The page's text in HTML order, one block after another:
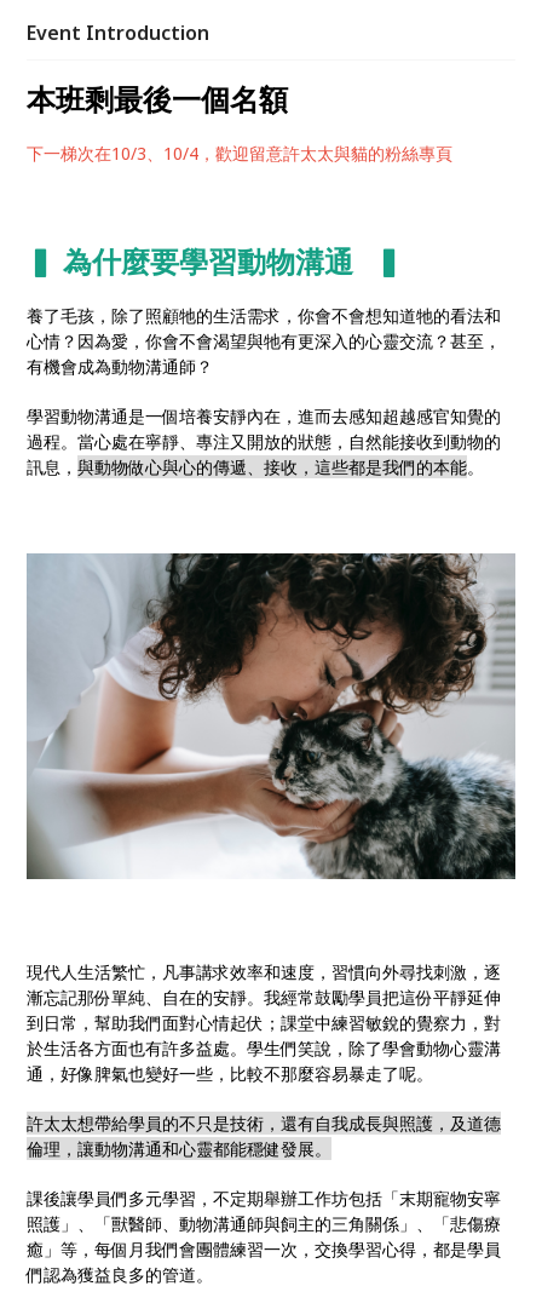
的愛和溫暖！
Event Introduction
本班剩最後一個名額
下一梯次在10/3、10/4，歡迎留意許太太與貓的粉絲專頁
▍ 為什麼要學習動物溝通 ▍
養了毛孩，除了照顧牠的生活需求，你會不會想知道牠的看法和
心情？因為愛，你會不會渴望與牠有更深入的心靈交流？甚至，
有機會成為動物溝通師？
學習動物溝通是一個培養安靜內在，進而去感知超越感官知覺的
過程。當心處在寧靜、專注又開放的狀態，自然能接收到動物的
訊息，與動物做心與心的傳遞、接收，這些都是我們的本能。
現代人生活繁忙，凡事講求效率和速度，習慣向外尋找刺激，逐
漸忘記那份單純、自在的安靜。我經常鼓勵學員把這份平靜延伸
到日常，幫助我們面對心情起伏；課堂中練習敏銳的覺察力，對
於生活各方面也有許多益處。學生們笑說，除了學會動物心靈溝
通，好像脾氣也變好一些，比較不那麼容易暴走了呢。
許太太想帶給學員的不只是技術，還有自我成長與照護，及道德
倫理，讓動物溝通和心靈都能穩健發展。
課後讓學員們多元學習，不定期舉辦工作坊包括「末期寵物安寧
照護」、「獸醫師、動物溝通師與飼主的三角關係」、「悲傷療
癒」等，每個月我們會團體練習一次，交換學習心得，都是學員
們認為獲益良多的管道。